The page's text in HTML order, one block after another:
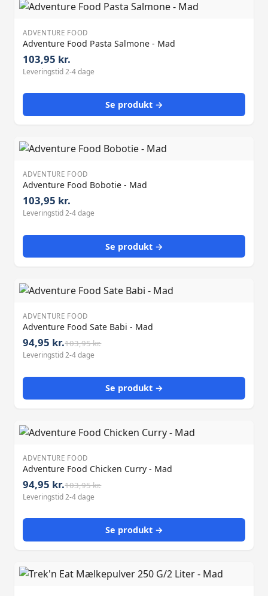
ADVENTURE FOOD
Adventure Food Pasta Salmone - Mad
103,95 kr.
Leveringstid 2-4 dage
Se produkt →
ADVENTURE FOOD
Adventure Food Bobotie - Mad
103,95 kr.
Leveringstid 2-4 dage
Se produkt →
ADVENTURE FOOD
Adventure Food Sate Babi - Mad
94,95 kr.103,95 kr.
Leveringstid 2-4 dage
Se produkt →
ADVENTURE FOOD
Adventure Food Chicken Curry - Mad
94,95 kr.103,95 kr.
Leveringstid 2-4 dage
Se produkt →